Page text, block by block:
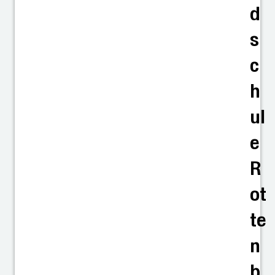
d
s
c
h
ul
e
R
ot
te
n